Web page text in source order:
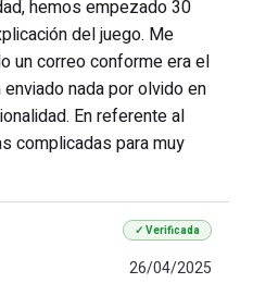
hemos empezado 30
del juego. Me
un correo conforme era el
nada por olvido en
En referente al
complicadas para muy
✓ Verificada
26/04/2025